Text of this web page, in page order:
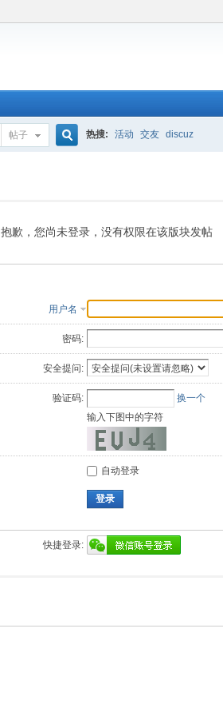
帖子
索
热搜: 活动 交友 discuz
抱歉，您尚未登录，没有权限在该版块发帖
用户名
密码:
安全提问:
验证码:
换一个
输入下图中的字符
自动登录
登录
快捷登录: